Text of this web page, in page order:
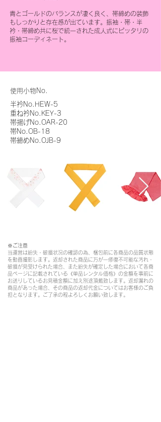
青とゴールドのバランスが凄く良く、帯締めの装飾
もしっかりと存在感が出ています。振袖・帯・半
衿・帯締め共に桜で統一された成人式にピッタリの
振袖コーディネート。
使用小物No.
半衿No.HEW-5
重ね衿No.KEY-3
帯揚げNo.OAR-20
帯No.OB-18
帯締めNo.OJB-9
※ご注意​
当運営は紛失・破損状況の確認の為、梱包前に各商品の品質状態
を動画撮影します。返却された商品に万が一修復不可能な汚れ・
破損が見受けられた場合、また紛失が確定した場合において各商
品ページに記載されている《単品レンタル価格》の金額を事前に
お送りしているお見積金額に加え別途頂戴致します。返却漏れの
商品があった場合、その商品の返却代金についてはお客様のご負
担となります。ご了承の程よろしくお願い致します。